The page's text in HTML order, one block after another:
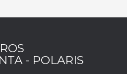
- POLARIS